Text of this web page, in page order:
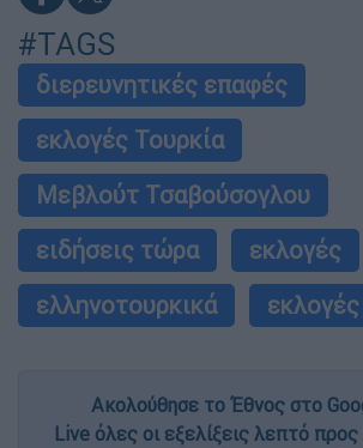
#TAGS
διερευνητικές επαφές
εκλογές Τουρκία
Μεβλούτ Τσαβούσογλου
ειδήσεις τώρα
εκλογές
ελληνοτουρκικά
Ακολούθησε το Έθνος στο
Live όλες οι εξελίξεις λεπτό